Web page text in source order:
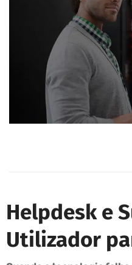
Helpdesk e
Utilizador